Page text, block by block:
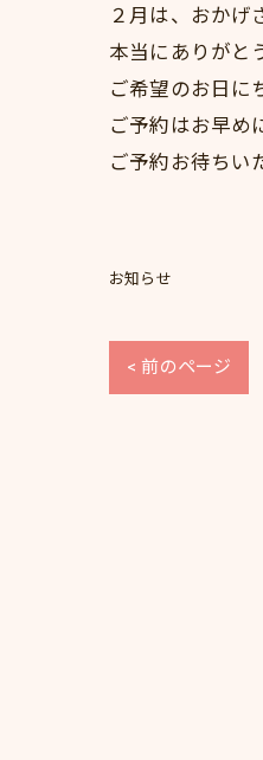
２月は、おかげ
本当にありがと
ご希望のお日に
ご予約はお早め
ご予約お待ちい
お知らせ
< 前のページ